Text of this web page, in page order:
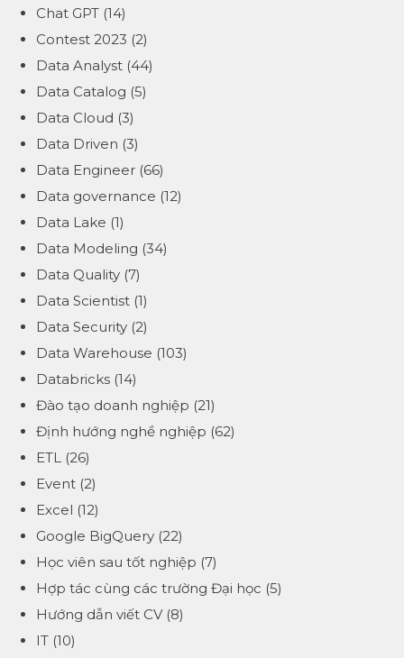
Chat GPT (14)
Contest 2023 (2)
Data Analyst (44)
Data Catalog (5)
Data Cloud (3)
Data Driven (3)
Data Engineer (66)
Data governance (12)
Data Lake (1)
Data Modeling (34)
Data Quality (7)
Data Scientist (1)
Data Security (2)
Data Warehouse (103)
Databricks (14)
Đào tạo doanh nghiệp (21)
Định hướng nghề nghiệp (62)
ETL
(26)
Event (2)
Excel (12)
Google BigQuery (22)
Học viên sau tốt nghiệp (7)
Hợp tác cùng các trường Đại học (5)
Hướng dẫn viết CV(8)
IT (10)